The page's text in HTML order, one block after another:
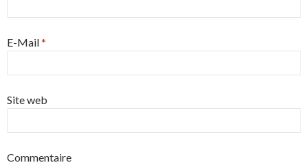
E-Mail*
Site web
Commentaire